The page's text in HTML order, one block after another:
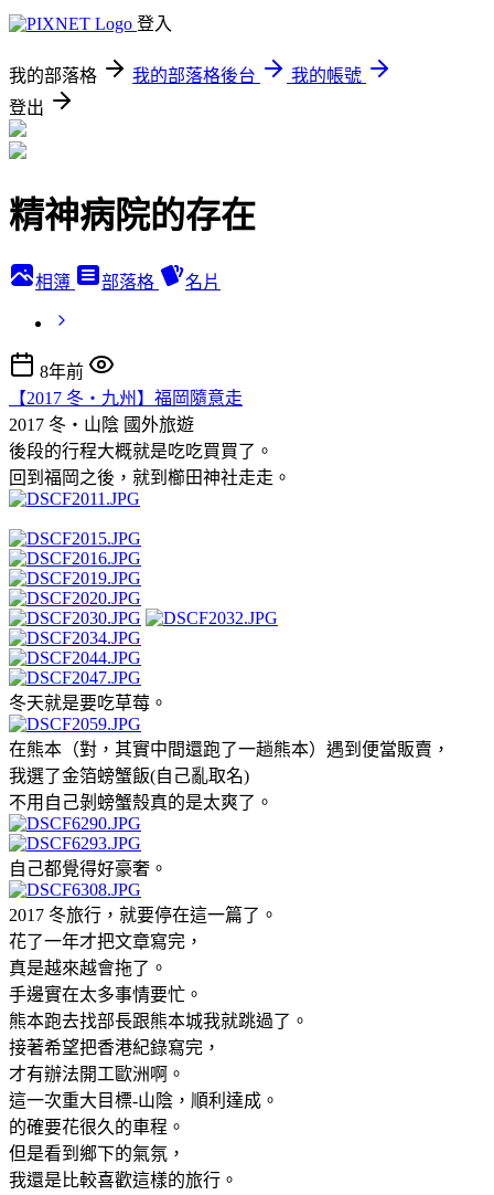
登入
我的部落格 我的部落格後台
我的帳號
登出
精神病院的存在
相簿 部落格 名片
8年前
【2017 冬‧九州】福岡隨意走
2017 冬‧山陰 國外旅遊
後段的行程大概就是吃吃買買了。
回到福岡之後，就到櫛田神社走走。
冬天就是要吃草莓。
在熊本（對，其實中間還跑了一趟熊本）遇到便當販賣，
我選了金箔螃蟹飯(自己亂取名)
不用自己剝螃蟹殼真的是太爽了。
自己都覺得好豪奢。
2017 冬旅行，就要停在這一篇了。
花了一年才把文章寫完，
真是越來越會拖了。
手邊實在太多事情要忙。
熊本跑去找部長跟熊本城我就跳過了。
接著希望把香港紀錄寫完，
才有辦法開工歐洲啊。
這一次重大目標-山陰，順利達成。
的確要花很久的車程。
但是看到鄉下的氣氛，
我還是比較喜歡這樣的旅行。